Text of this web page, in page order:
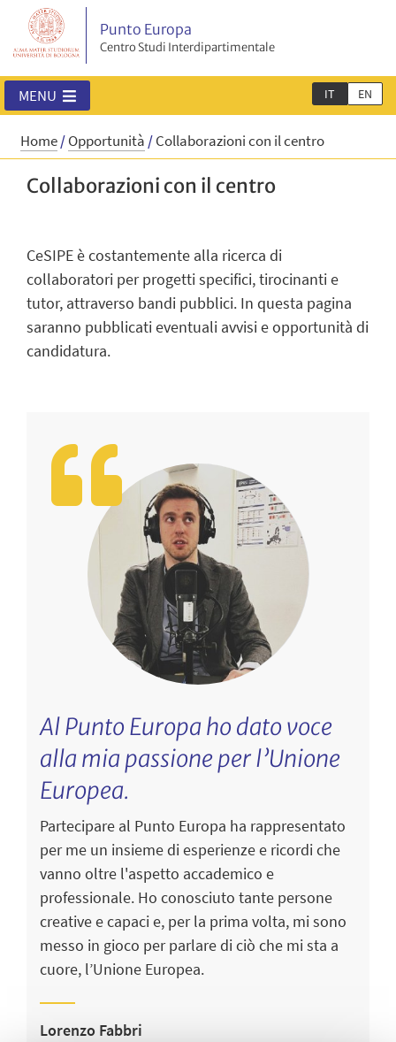
Punto Europa
Centro Studi Interdipartimentale
IT EN
MENU
Home/Opportunità /Collaborazioni con il centro
Collaborazioni con il centro
CeSIPE è costantemente alla ricerca di
collaboratori per progetti specifici, tirocinanti e
tutor, attraverso bandi pubblici. In questa pagina
saranno pubblicati eventuali avvisi e opportunità di
candidatura.
Al Punto Europa ho dato voce
alla mia passione per l’Unione
Europea.
Partecipare al Punto Europa ha rappresentato
per me un insieme di esperienze e ricordi che
vanno oltre l'aspetto accademico e
professionale. Ho conosciuto tante persone
creative e capaci e, per la prima volta, mi sono
messo in gioco per parlare di ciò che mi sta a
cuore, l’Unione Europea.
Lorenzo Fabbri